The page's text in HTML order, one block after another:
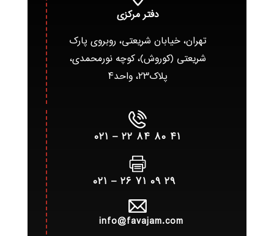
دفتر مرکزی
تهران، خیابان شریعتی، روبروی پارک
شریعتی (کوروش)، کوچه نورمحمدی،
پلاک۲۳، واحد۴
۴۱ ۸۰ ۸۴ ۲۲ – ۰۲۱
۲۹ ۰۹ ۷۱ ۲۶ – ۰۲۱
info@favajam.com